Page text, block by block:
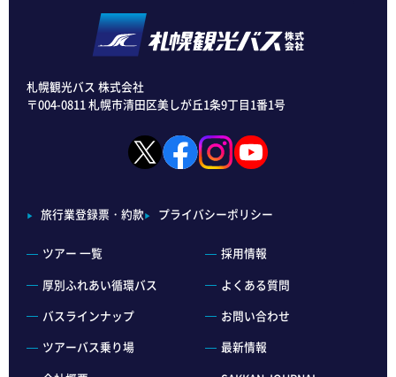
札幌観光バス 株式会社
〒004-0811 札幌市清田区美しが丘1条9丁目1番1号
旅行業登録票・約款 プライバシーポリシー
ツアー 一覧
厚別ふれあい循環バス
バスラインナップ
ツアーバス乗り場
採用情報
よくある質問
お問い合わせ
最新情報